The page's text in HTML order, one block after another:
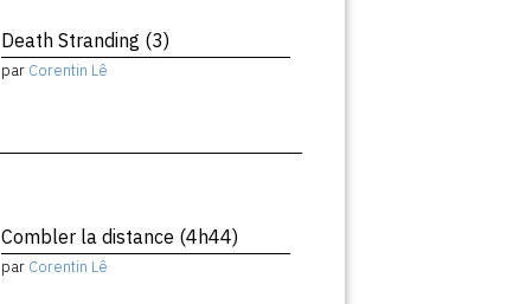
Death Stranding (3)
par Corentin Lê
Combler la distance (4h44)
par Corentin Lê